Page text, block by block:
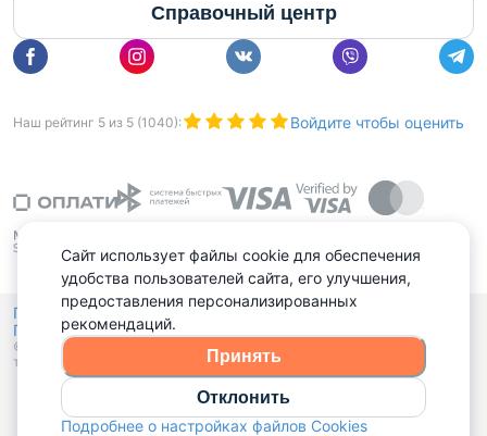
Справочный центр
Наш рейтинг 5 из 5 (1040): Войдите чтобы оценить
Политика конфиденциальности,
Политика обработки файлов куки
© 2015 - 2026, Domovita.by. Копирование материалов допускается
только при наличии активной ссылки.
Сайт использует файлы cookie для обеспечения
удобства пользователей сайта, его улучшения,
предоставления персонализированных
рекомендаций.
Принять
Отклонить
Подробнее о настройках файлов Cookies